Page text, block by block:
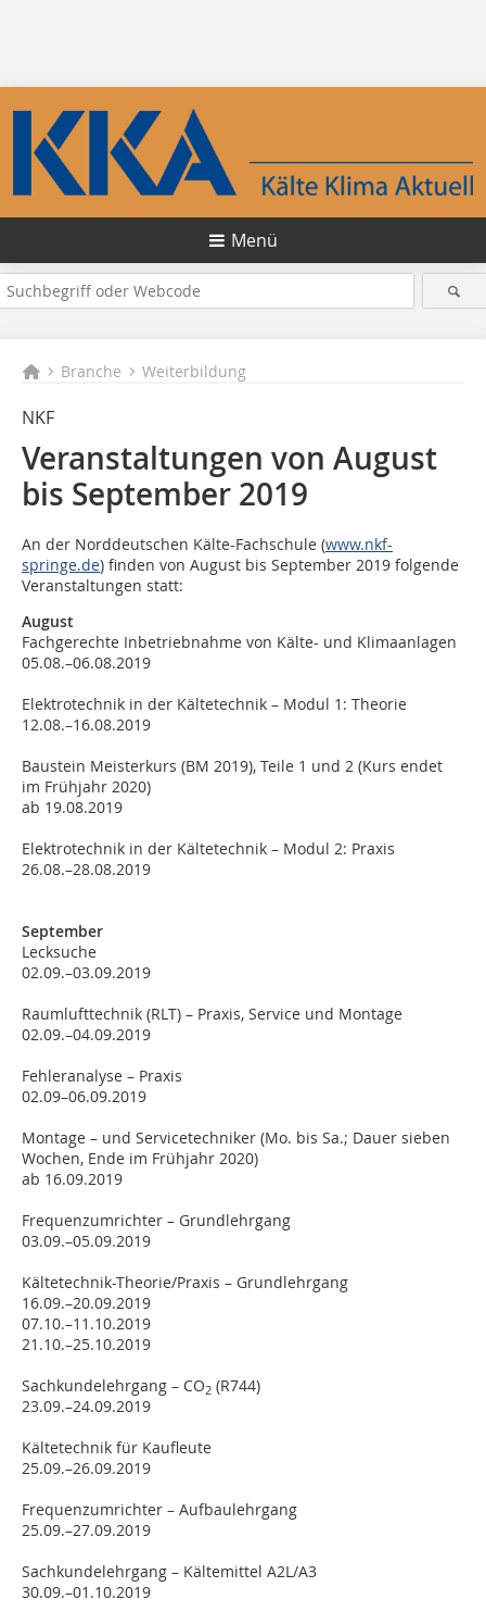
Menü
Branche Weiterbildung
NKF
Veranstaltungen von August
bis September 2019
An der Norddeutschen Kälte-Fachschule (www.nkf-
springe.de) finden von August bis September 2019 folgende
Veranstaltungen statt:
August
Fachgerechte Inbetriebnahme von Kälte- und Klimaanlagen
05.08.–06.08.2019
Elektrotechnik in der Kältetechnik – Modul 1: Theorie
12.08.–16.08.2019
Baustein Meisterkurs (BM 2019), Teile 1 und 2 (Kurs endet
im Frühjahr 2020)
ab 19.08.2019
Elektrotechnik in der Kältetechnik – Modul 2: Praxis
26.08.–28.08.2019
September
Lecksuche
02.09.–03.09.2019
Raumlufttechnik (RLT) – Praxis, Service und Montage
02.09.–04.09.2019
Fehleranalyse – Praxis
02.09–06.09.2019
Montage – und Servicetechniker (Mo. bis Sa.; Dauer sieben
Wochen, Ende im Frühjahr 2020)
ab 16.09.2019
Frequenzumrichter – Grundlehrgang
03.09.–05.09.2019
Kältetechnik-Theorie/Praxis – Grundlehrgang
16.09.–20.09.2019
07.10.–11.10.2019
21.10.–25.10.2019
Sachkundelehrgang – CO2 (R744)
23.09.–24.09.2019
Kältetechnik für Kaufleute
25.09.–26.09.2019
Frequenzumrichter – Aufbaulehrgang
25.09.–27.09.2019
Sachkundelehrgang – Kältemittel A2L/A3
30.09.–01.10.2019